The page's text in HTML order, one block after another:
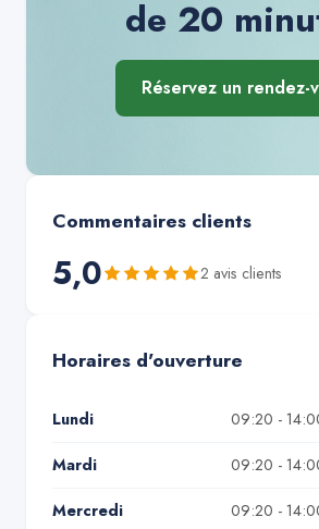
de 20
Réservez un rendez-
Commentaires clients
5,0 2 avis clients
Horaires d'ouverture
Lundi 09:20 -
Mardi 09:20 -
Mercredi 09:20 -